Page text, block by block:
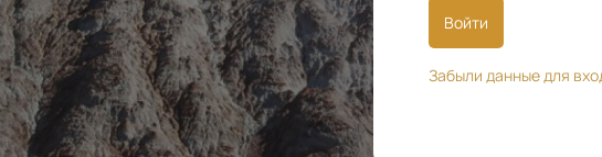
Войти
Забыли данные для